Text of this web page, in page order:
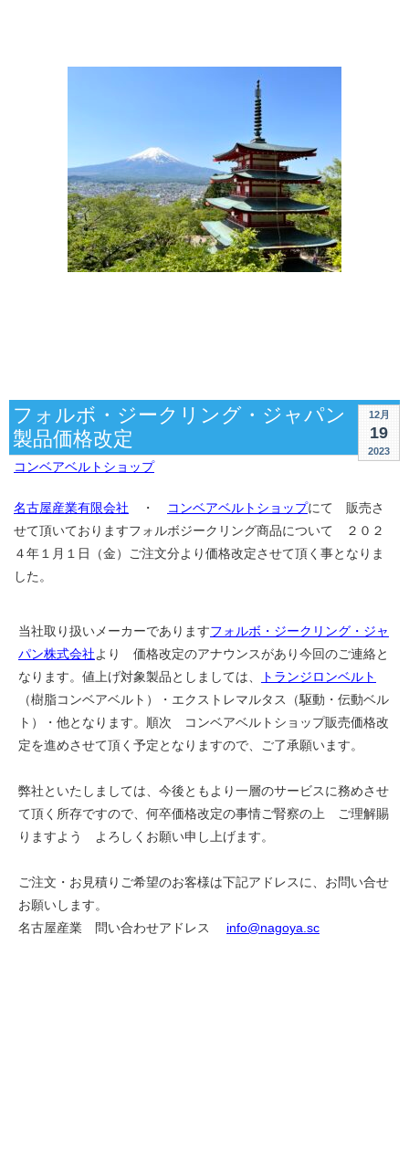
12月
19
2023
フォルボ・ジークリング・ジャパン
製品価格改定
コンベアベルトショップ
名古屋産業有限会社 ・ コンベアベルトショップにて 販売さ
せて頂いておりますフォルボジークリング商品について ２０２
４年１月１日（金）ご注文分より価格改定させて頂く事となりま
した。
当社取り扱いメーカーでありますフォルボ・ジークリング・ジャ
パン株式会社より 価格改定のアナウンスがあり今回のご連絡と
なります。値上げ対象製品としましては、
トランジロンベルト
（樹脂コンベアベルト）・ エクストレマルタス
（駆動・伝動ベル
ト）・他となります。順次 コンベアベルトショップ販売価格改
定を進めさせて頂く予定となりますので、ご了承願います。
弊社といたしましては、今後ともより一層のサービスに務めさせ
て頂く所存ですので、何卒価格改定の事情ご腎察の上 ご理解賜
りますよう よろしくお願い申し上げます。
ご注文・お見積りご希望のお客様は下記アドレスに、お問い合せ
お願いします。
名古屋産業 問い合わせアドレス info@nagoya.sc